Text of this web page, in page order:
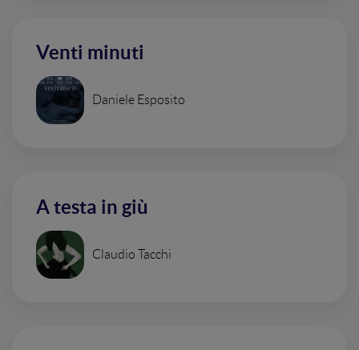
Venti minuti
Daniele Esposito
A testa in giù
Claudio Tacchi